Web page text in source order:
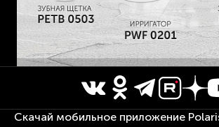
Скачай мобильное приложение